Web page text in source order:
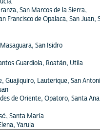
San Marcos de la Sierra,
Francisco de Opalaca, San Juan,
San Isidro
Guardiola, Roatán, Utila
Guajiquiro, Lauterique, San
de Oriente, Opatoro, Santa Ana
Santa María
Yarula